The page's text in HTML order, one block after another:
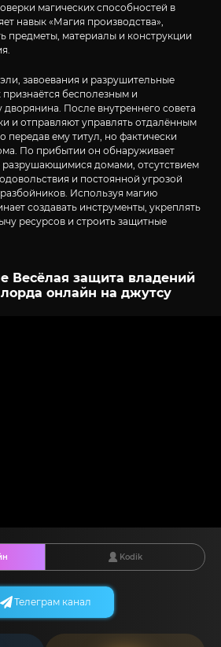
магических способностей в
навык «Магия производства»,
предметы, материалы и конструкции
завоевания и разрушительные
признаётся бесполезным и
После внутреннего совета
и отправляют управлять отдалённым
ему титул, но фактически
По прибытии он обнаруживает
домами, отсутствием
и постоянной угрозой
Используя магию
создавать инструменты, укреплять
ресурсов и строить защитные
Весёлая защита владений
онлайн на джутсу
Kodik
Телеграм канал